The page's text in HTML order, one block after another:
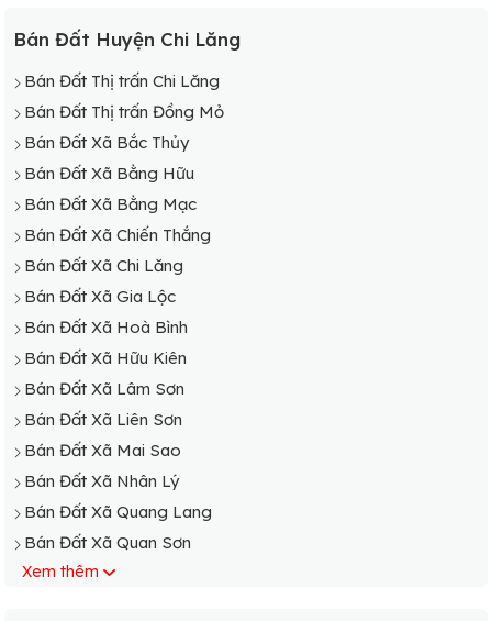
Bán Đất Huyện Chi Lăng
Bán Đất Thị trấn Chi Lăng
Bán Đất Thị trấn Đồng Mỏ
Bán Đất Xã Bắc Thủy
Bán Đất Xã Bằng Hữu
Bán Đất Xã Bằng Mạc
Bán Đất Xã Chiến Thắng
Bán Đất Xã Chi Lăng
Bán Đất Xã Gia Lộc
Bán Đất Xã Hoà Bình
Bán Đất Xã Hữu Kiên
Bán Đất Xã Lâm Sơn
Bán Đất Xã Liên Sơn
Bán Đất Xã Mai Sao
Bán Đất Xã Nhân Lý
Bán Đất Xã Quang Lang
Bán Đất Xã Quan Sơn
Bán Đất Xã Thượng Cường
Xem thêm